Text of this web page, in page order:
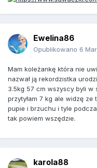
Ewelina86
Opublikowano 6
Mam koleżankę która nie
nazwał ją rekordzistka
3.5kg 57 cm wszyscy byli w
przytyłam 7 kg ale widzę ze
pupie i brzuchu i tyle
tak powiem wszędzie.
karola88